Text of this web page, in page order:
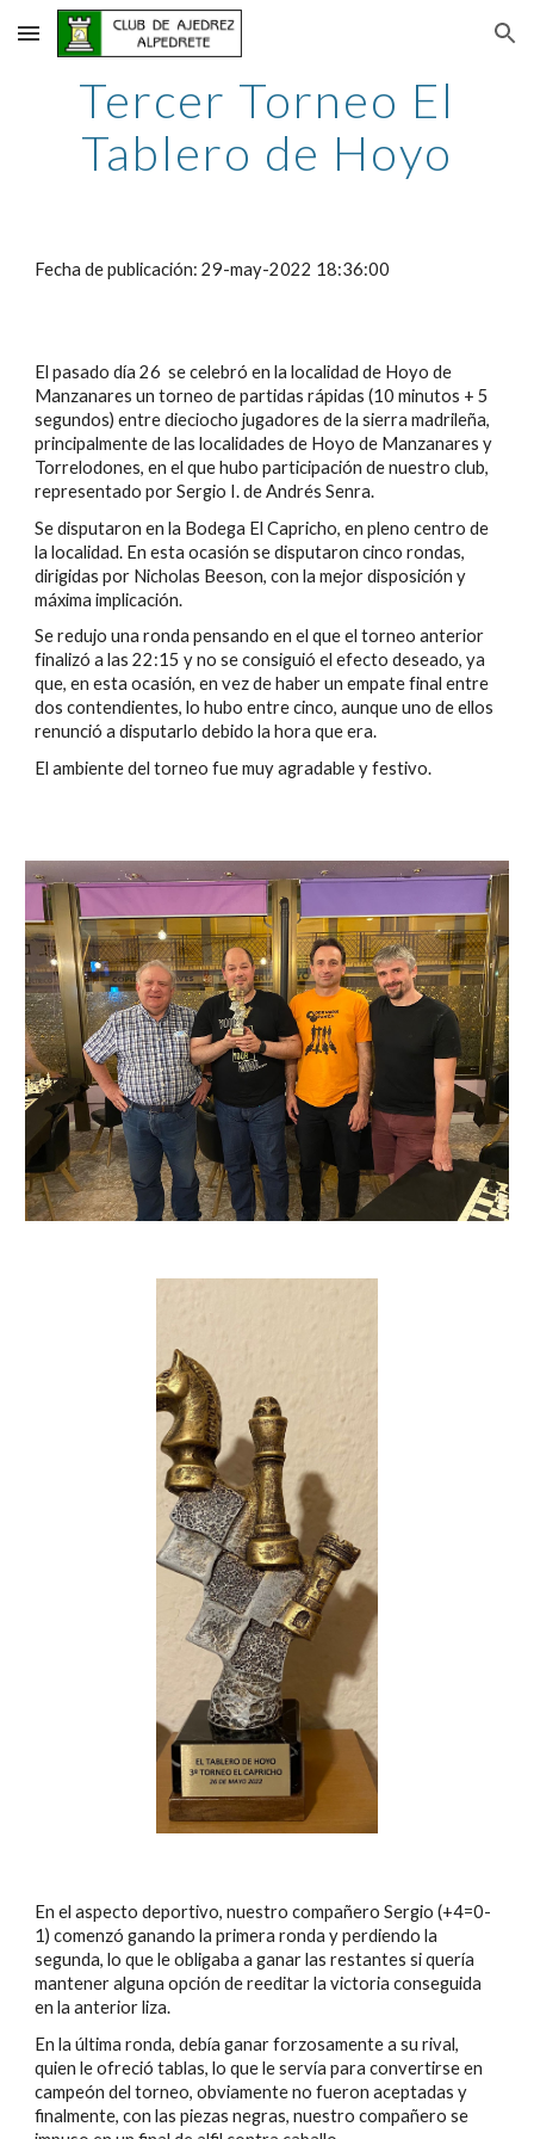
Skip to main content Skip to navigation
Tercer Torneo El
Tablero de Hoyo
Fecha de publicación: 29-may-2022 18:36:00
El pasado día 26  se celebró en la localidad de Hoyo de
Manzanares un torneo de partidas rápidas (10 minutos + 5
segundos) entre dieciocho jugadores de la sierra madrileña,
principalmente de las localidades de Hoyo de Manzanares y
Torrelodones, en el que hubo participación de nuestro club,
representado por Sergio I. de Andrés Senra.
Se disputaron en la Bodega El Capricho, en pleno centro de
la localidad. En esta ocasión se disputaron cinco rondas,
dirigidas por Nicholas Beeson, con la mejor disposición y
máxima implicación.
Se redujo una ronda pensando en el que el torneo anterior
finalizó a las 22:15 y no se consiguió el efecto deseado, ya
que, en esta ocasión, en vez de haber un empate final entre
dos contendientes, lo hubo entre cinco, aunque uno de ellos
renunció a disputarlo debido la hora que era.
El ambiente del torneo fue muy agradable y festivo.
En el aspecto deportivo, nuestro compañero Sergio (+4=0-
1) comenzó ganando la primera ronda y perdiendo la
segunda, lo que le obligaba a ganar las restantes si quería
mantener alguna opción de reeditar la victoria conseguida
en la anterior liza.
En la última ronda, debía ganar forzosamente a su rival,
quien le ofreció tablas, lo que le servía para convertirse en
campeón del torneo, obviamente no fueron aceptadas y
finalmente, con las piezas negras, nuestro compañero se